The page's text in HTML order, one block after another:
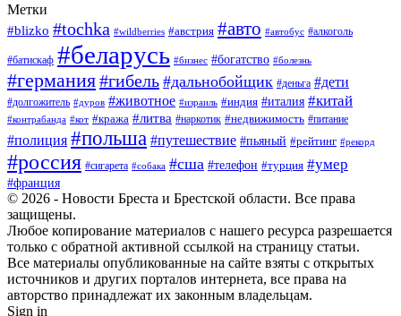
Метки
#blizko #tochka #wildberries #австрия #авто #автобус #алкоголь
#батискаф #беларусь #бизнес #богатство #болезнь
#германия#гибель #дальнобойщик #деньга #дети
#долгожитель #дуров #животное #израиль #индия #италия #китай
#контрабанда #кот #кража #литва #наркотик #недвижимость #питание
#полиция #польша #путешествие #пьяный #рейтинг #рекорд
#россия #сигарета #собака #сша #телефон #турция #умер
#франция
© 2026 - Новости Бреста и Брестской области. Все права
защищены.
Любое копирование материалов с нашего ресурса разрешается
только с обратной активной ссылкой на страницу статьи.
Все материалы опубликованные на сайте взяты с открытых
источников и других порталов интернета, все права на
авторство принадлежат их законным владельцам.
Sign in